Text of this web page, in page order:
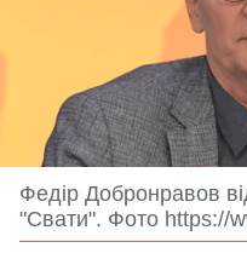
Федір Добронравов
"Свати". Фото https://